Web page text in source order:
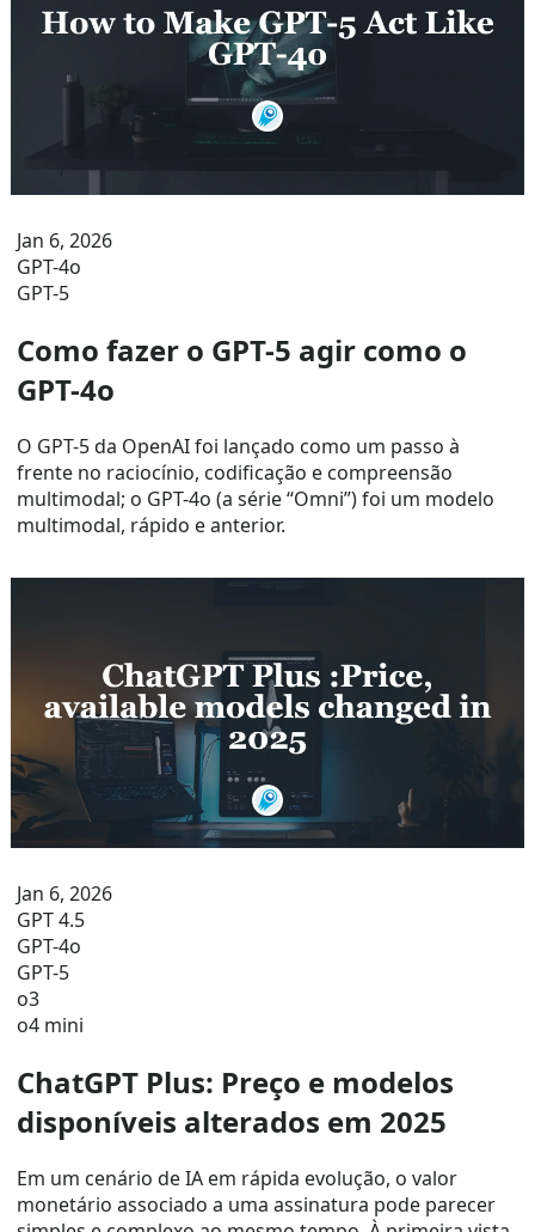
Jan 6, 2026
GPT-4o
GPT-5
Como fazer o GPT-5 agir como o
GPT-4o
O GPT-5 da OpenAI foi lançado como um passo à
frente no raciocínio, codificação e compreensão
multimodal; o GPT-4o (a série “Omni”) foi um modelo
multimodal, rápido e anterior.
Jan 6, 2026
GPT 4.5
GPT-4o
GPT-5
o3
o4 mini
ChatGPT Plus: Preço e modelos
disponíveis alterados em 2025
Em um cenário de IA em rápida evolução, o valor
monetário associado a uma assinatura pode parecer